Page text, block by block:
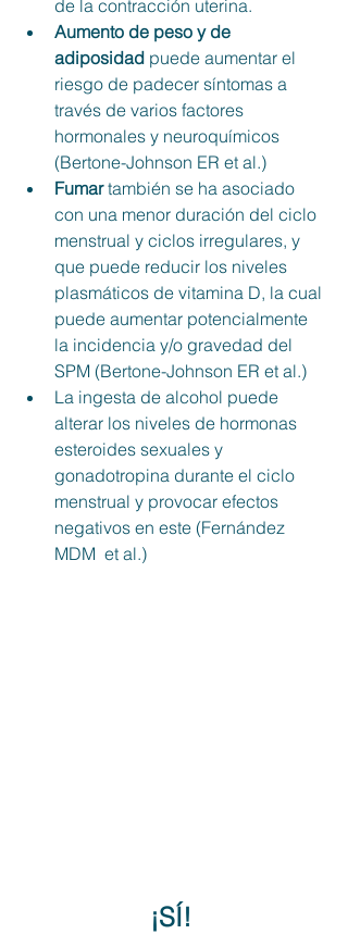
de la contracción uterina.
Aumento de peso y de
adiposidad puede aumentar el
riesgo de padecer síntomas a
través de varios factores
hormonales y neuroquímicos
(Bertone-Johnson ER et al.)
Fumar también se ha asociado
con una menor duración del ciclo
menstrual y ciclos irregulares, y
que puede reducir los niveles
plasmáticos de vitamina D, la cual
puede aumentar potencialmente
la incidencia y/o gravedad del
SPM (Bertone-Johnson ER et al.)
La ingesta de alcohol puede
alterar los niveles de hormonas
esteroides sexuales y
gonadotropina durante el ciclo
menstrual y provocar efectos
negativos en este (Fernández
MDM  et al.)
¡SÍ!